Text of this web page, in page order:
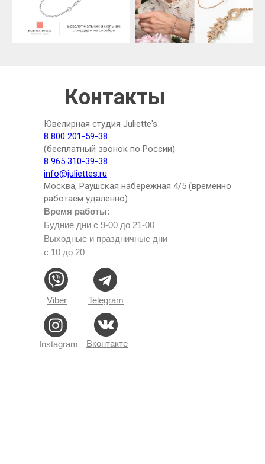
Время работы:
Будние дни с 9-00 до 21-00
Выходные и праздничные дни
с 10 до 20
Telegram
Viber
Instagram
Ювелирная студия Juliette's
8 800 201-59-38
(бесплатный звонок по России)
8 965 310-39-38
info@juliettes.ru
Москва, Раушская набережная 4/5 (временно
работаем удаленно)
Контакты
Вконтакте